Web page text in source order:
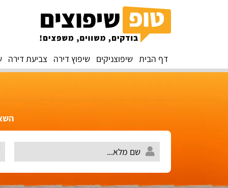
דף הבית שיפוצניקים שיפוץ דירה צביעת דירה